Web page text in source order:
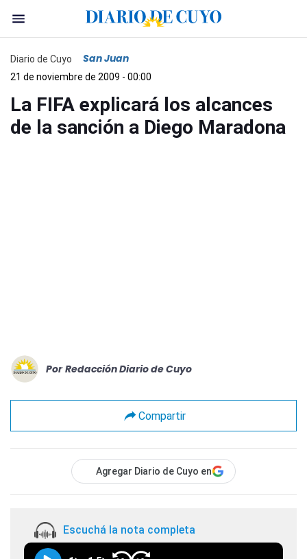
Diario de Cuyo San Juan
21 de noviembre de 2009 - 00:00
La FIFA explicará los alcances
de la sanción a Diego Maradona
Por Redacción Diario de Cuyo
Compartir
Agregar Diario de Cuyo en
Escuchá la nota completa